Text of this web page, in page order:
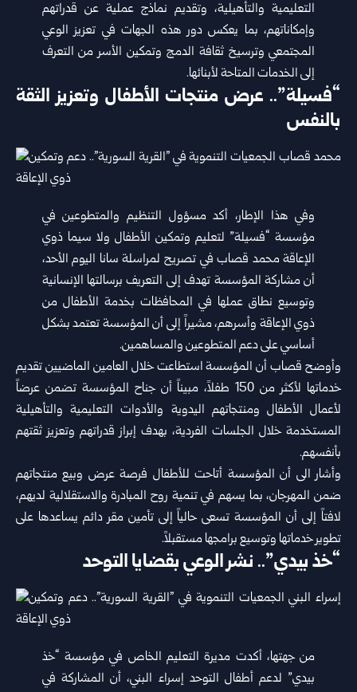
التعليمية والتأهيلية، وتقديم نماذج عملية عن قدراتهم
وإمكاناتهم، بما يعكس دور هذه الجهات في تعزيز الوعي
المجتمعي وترسيخ ثقافة الدمج وتمكين الأسر من التعرف
إلى الخدمات المتاحة لأبنائها.
“فسيلة”.. عرض منتجات الأطفال وتعزيز الثقة
بالنفس
وفي هذا الإطار، أكد مسؤول التنظيم والمتطوعين في
مؤسسة “فسيلة” لتعليم وتمكين الأطفال ولا سيما ذوي
الإعاقة محمد قصاب في تصريح لمراسلة سانا اليوم الأحد،
أن مشاركة المؤسسة تهدف إلى التعريف برسالتها الإنسانية
وتوسيع نطاق عملها في المحافظات بخدمة الأطفال من
ذوي الإعاقة وأسرهم، مشيراً إلى أن المؤسسة تعتمد بشكل
أساسي على دعم المتطوعين والمساهمين.
وأوضح قصاب أن المؤسسة استطاعت خلال العامين الماضيين تقديم
خدماتها لأكثر من 150 طفلاً، مبيناً أن جناح المؤسسة تضمن عرضاً
لأعمال الأطفال ومنتجاتهم اليدوية والأدوات التعليمية والتأهيلية
المستخدمة خلال الجلسات الفردية، بهدف إبراز قدراتهم وتعزيز ثقتهم
بأنفسهم.
وأشار الى أن المؤسسة أتاحت للأطفال فرصة عرض وبيع منتجاتهم
ضمن المهرجان، بما يسهم في تنمية روح المبادرة والاستقلالية لديهم،
لافتاً إلى أن المؤسسة تسعى حالياً إلى تأمين مقر دائم يساعدها على
تطوير خدماتها وتوسيع برامجها مستقبلاً.
“خذ بيدي”.. نشر الوعي بقضايا التوحد
من جهتها، أكدت مديرة التعليم الخاص في مؤسسة “خذ
بيدي” لدعم أطفال التوحد إسراء البني، أن المشاركة في